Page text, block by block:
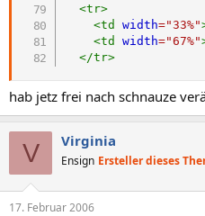
<tr>
<td width="33%"
<td width="67%"
</tr>
hab jetz frei nach schnauze
V Virginia
Ensign Ersteller dieses
17. Februar 2006